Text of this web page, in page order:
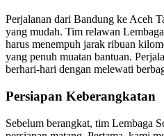
Perjalanan dari Bandung ke Aceh
yang mudah. Tim relawan
harus menempuh jarak ribuan
yang penuh muatan bantuan.
berhari-hari dengan melewati
Persiapan Keberangkatan
Sebelum berangkat, tim Lembaga